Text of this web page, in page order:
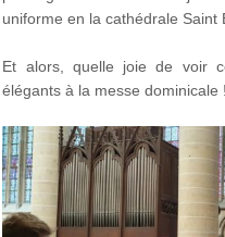
uniforme en la cathédrale Saint
Et alors, quelle joie de voir
élégants à la messe dominicale !